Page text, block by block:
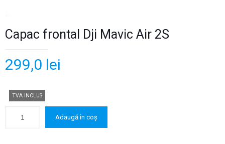
Capac frontal Dji Mavic Air 2S
299,0 lei
TVA INCLUS
Adaugă în coș